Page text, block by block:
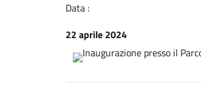
Data :
22 aprile 2024